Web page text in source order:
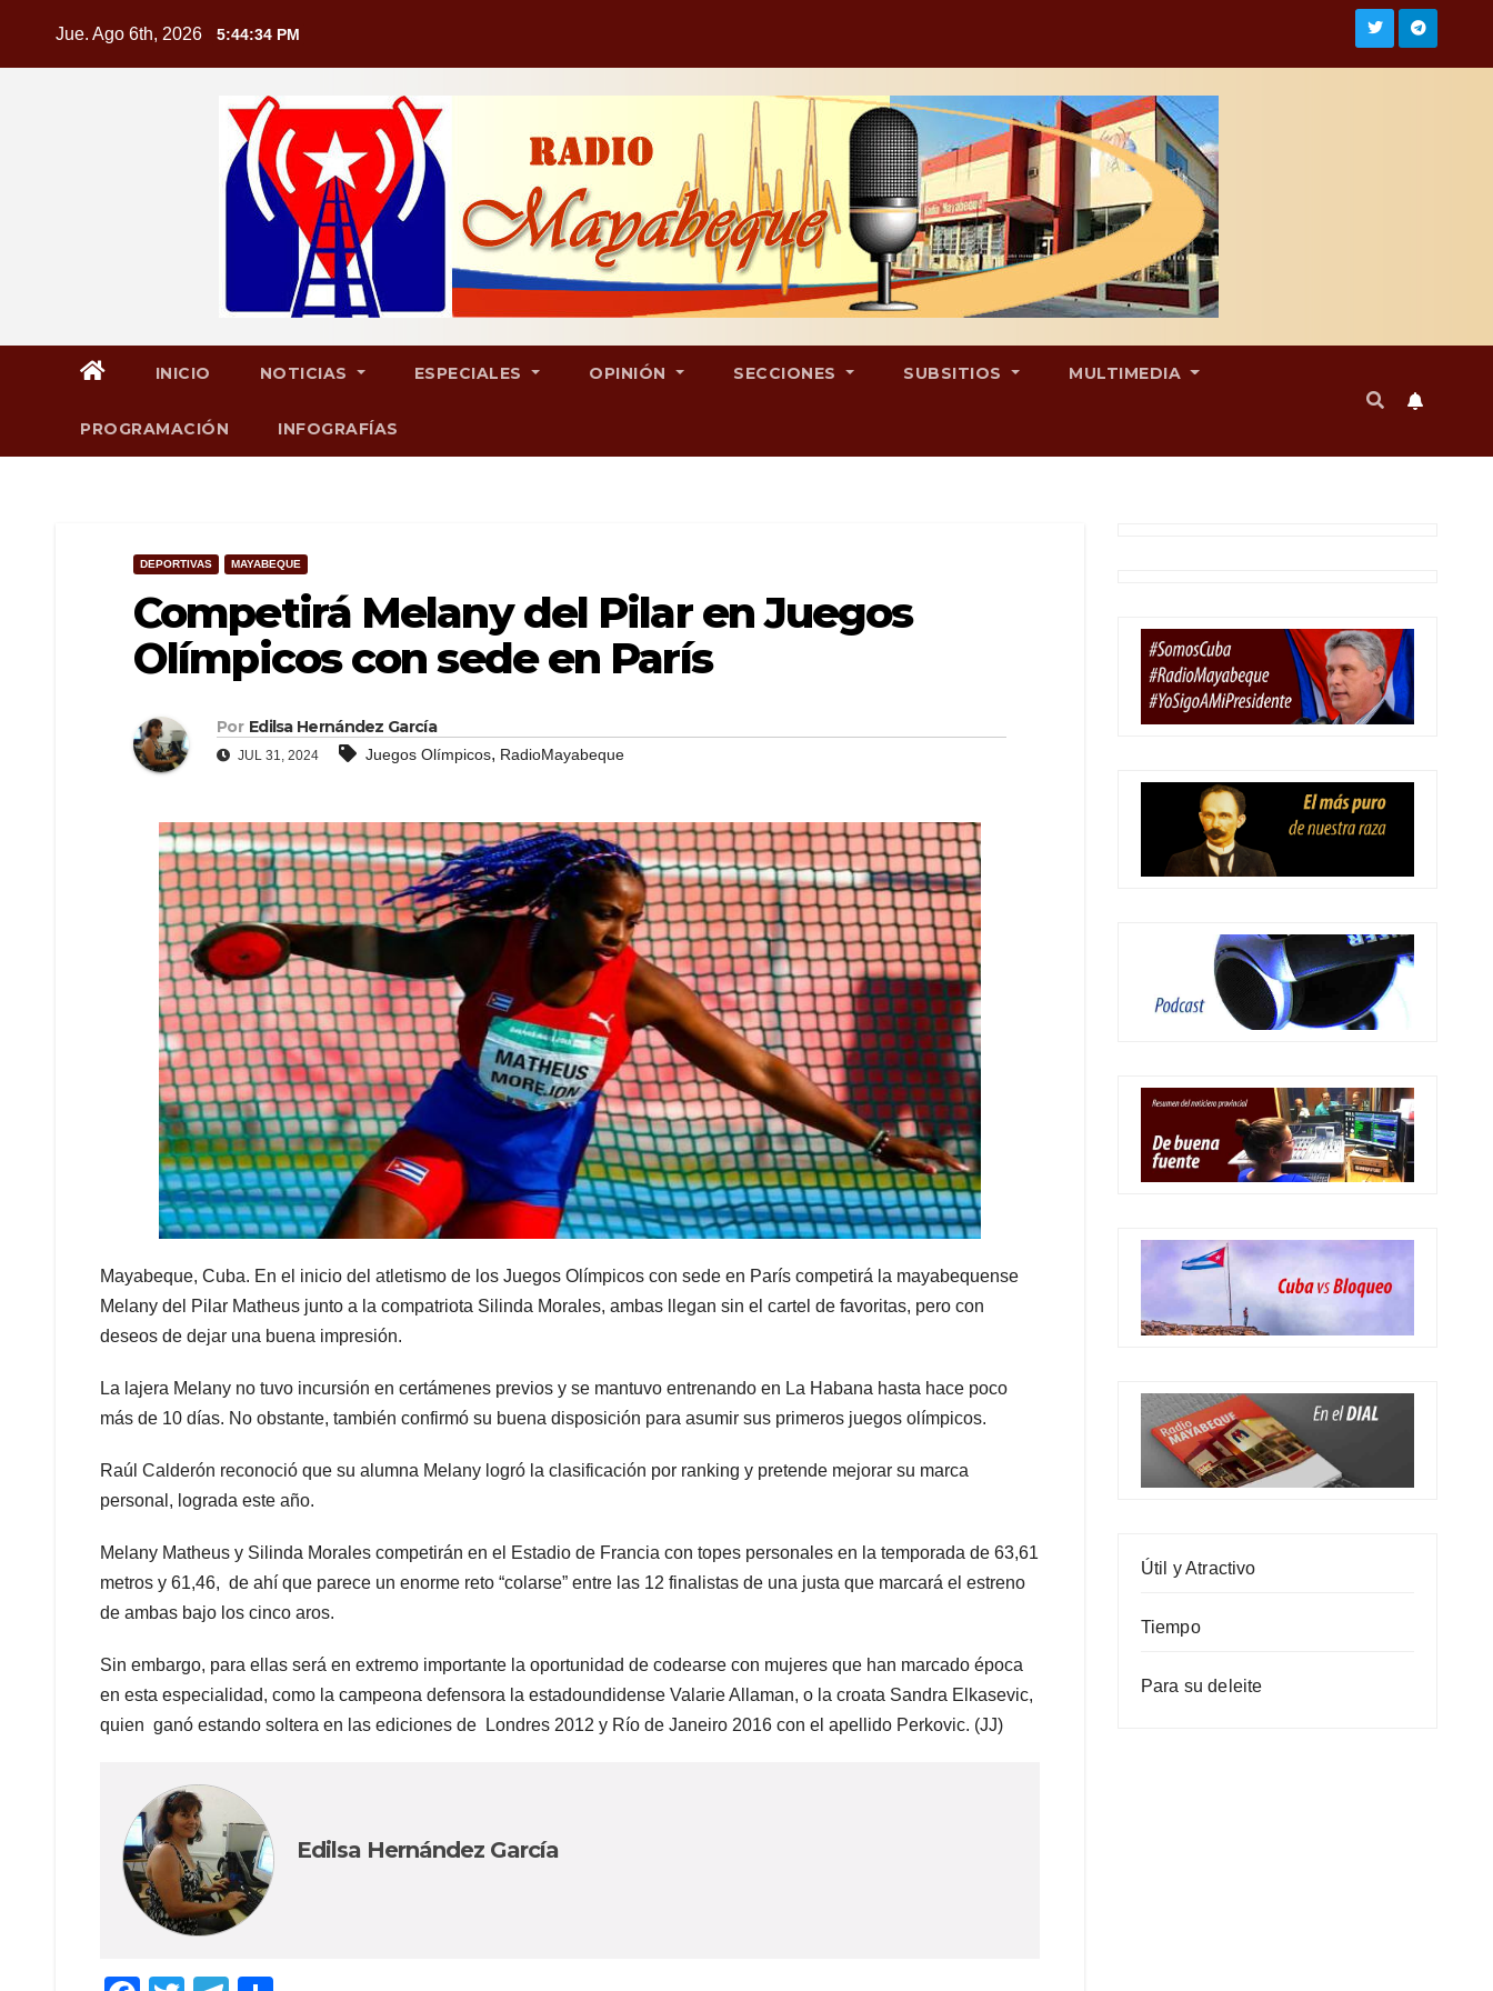
Jue. Ago 6th, 2026 5:44:35 PM
INICIO NOTICIAS ESPECIALES OPINIÓN SECCIONES SUBSITIOS MULTIMEDIA
PROGRAMACIÓN INFOGRAFÍAS
DEPORTIVAS MAYABEQUE
Competirá Melany del Pilar en Juegos
Olímpicos con sede en París
Por Edilsa Hernández García
JUL 31, 2024 Juegos Olímpicos, RadioMayabeque
Mayabeque, Cuba. En el inicio del atletismo de los Juegos Olímpicos con sede en París competirá la mayabequense
Melany del Pilar Matheus junto a la compatriota Silinda Morales, ambas llegan sin el cartel de favoritas, pero con
deseos de dejar una buena impresión.
La lajera Melany no tuvo incursión en certámenes previos y se mantuvo entrenando en La Habana hasta hace poco
más de 10 días. No obstante, también confirmó su buena disposición para asumir sus primeros juegos olímpicos.
Raúl Calderón reconoció que su alumna Melany logró la clasificación por ranking y pretende mejorar su marca
personal, lograda este año.
Melany Matheus y Silinda Morales competirán en el Estadio de Francia con topes personales en la temporada de 63,61
metros y 61,46, de ahí que parece un enorme reto “colarse” entre las 12 finalistas de una justa que marcará el estreno
de ambas bajo los cinco aros.
Sin embargo, para ellas será en extremo importante la oportunidad de codearse con mujeres que han marcado época
en esta especialidad, como la campeona defensora la estadoundidense Valarie Allaman, o la croata Sandra Elkasevic,
quien ganó estando soltera en las ediciones de Londres 2012 y Río de Janeiro 2016 con el apellido Perkovic. (JJ)
Edilsa Hernández García
Útil y Atractivo
Tiempo
Para su deleite